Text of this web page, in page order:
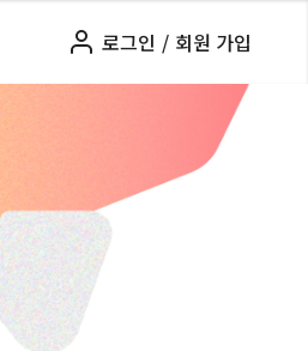
로그인 / 회원 가입